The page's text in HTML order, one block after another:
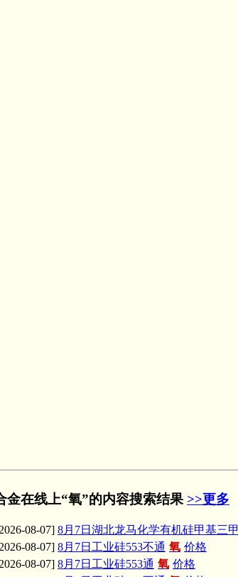
金在线上“氧”的内容搜索结果 >>更多
08-07] 8月7日湖北龙马化学有机硅甲基三甲
08-07] 8月7日工业硅553不通 氧 价格
08-07] 8月7日工业硅553通 氧 价格